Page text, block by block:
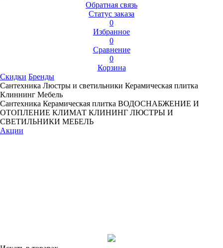
Обратная связь
Статус заказа
0
Избранное
0
Сравнение
0
Корзина
Скидки Бренды
Сантехника Люстры и светильники Керамическая плитка
Клиннинг Мебель
Сантехника Керамическая плитка ВОДОСНАБЖЕНИЕ И
ОТОПЛЕНИЕ КЛИМАТ КЛИНИНГ ЛЮСТРЫ И
СВЕТИЛЬНИКИ МЕБЕЛЬ
Акции